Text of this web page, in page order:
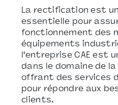
La rectification est
essentielle pour
fonctionnement des
équipements
l'entreprise CAE est
dans le domaine de
offrant des services
pour répondre aux
clients.